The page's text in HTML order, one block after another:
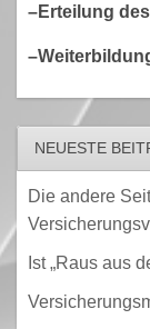
–Erteilung
NEUESTE
Die andere
Ist „Raus aus